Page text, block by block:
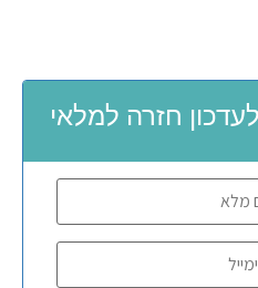
חזרה למלאי